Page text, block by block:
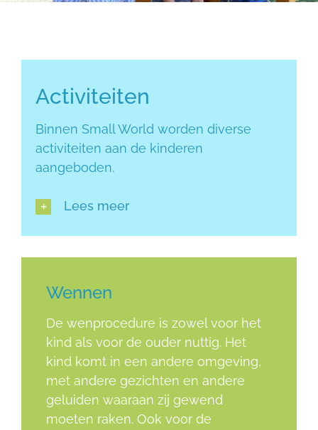
Activiteiten
Binnen Small World worden diverse
activiteiten aan de kinderen
aangeboden.
Lees meer
Wennen
De wenprocedure is zowel voor het
kind als voor de ouder nuttig. Het
kind komt in een andere omgeving,
met andere gezichten en andere
geluiden waaraan zij gewend
moeten raken. Ook voor de